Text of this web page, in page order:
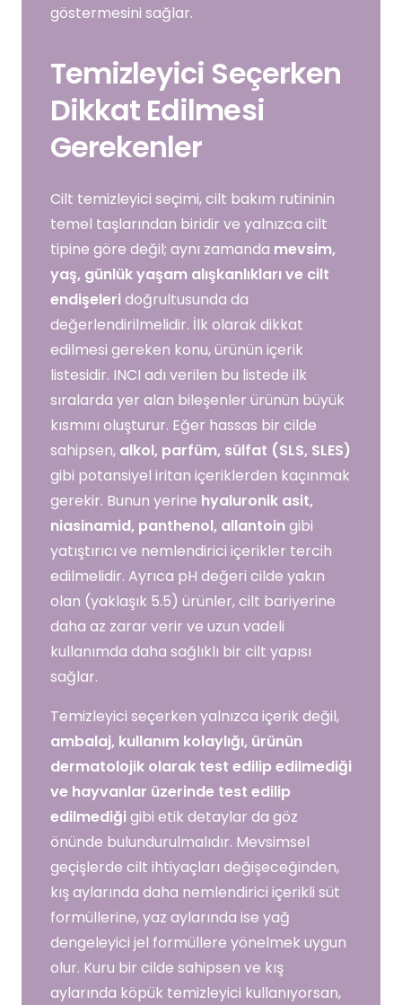
göstermesini sağlar.
Temizleyici Seçerken
Dikkat Edilmesi
Gerekenler
Cilt temizleyici seçimi, cilt bakım rutininin
temel taşlarından biridir ve yalnızca cilt
tipine göre değil; aynı zamanda mevsim,
yaş, günlük yaşam alışkanlıkları ve cilt
endişeleridoğrultusunda da
değerlendirilmelidir. İlk olarak dikkat
edilmesi gereken konu, ürünün içerik
listesidir. INCI adı verilen bu listede ilk
sıralarda yer alan bileşenler ürünün büyük
kısmını oluşturur. Eğer hassas bir cilde
sahipsen, alkol, parfüm, sülfat (SLS, SLES)
gibi potansiyel iritan içeriklerden kaçınmak
gerekir. Bunun yerine hyaluronik asit,
niasinamid, panthenol, allantoingibi
yatıştırıcı ve nemlendirici içerikler tercih
edilmelidir. Ayrıca pH değeri cilde yakın
olan (yaklaşık 5.5) ürünler, cilt bariyerine
daha az zarar verir ve uzun vadeli
kullanımda daha sağlıklı bir cilt yapısı
sağlar.
Temizleyici seçerken yalnızca içerik değil,
ambalaj, kullanım kolaylığı, ürünün
dermatolojik olarak test edilip edilmediği
ve hayvanlar üzerinde test edilip
edilmediğigibi etik detaylar da göz
önünde bulundurulmalıdır. Mevsimsel
geçişlerde cilt ihtiyaçları değişeceğinden,
kış aylarında daha nemlendirici içerikli süt
formüllerine, yaz aylarında ise yağ
dengeleyici jel formüllere yönelmek uygun
olur. Kuru bir cilde sahipsen ve kış
aylarında köpük temizleyici kullanıyorsan,